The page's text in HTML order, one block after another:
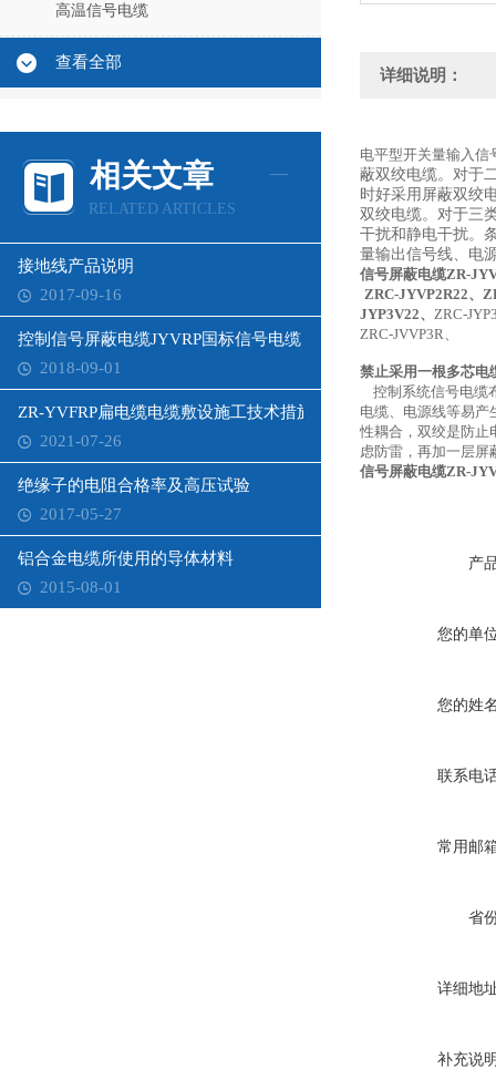
高温信号电缆
查看全部
相关文章
RELATED ARTICLES
接地线产品说明
2017-09-16
控制信号屏蔽电缆JYVRP国标信号电缆
2018-09-01
ZR-YVFRP扁电缆电缆敷设施工技术措施
2021-07-26
绝缘子的电阻合格率及高压试验
2017-05-27
铝合金电缆所使用的导体材料
2015-08-01
详细说明：
电平型开关量输入信
蔽双绞电缆。对于
时好采用屏蔽双绞
双绞电缆。对于三
干扰和静电干扰。
量输出信号线、电
信号屏蔽电缆ZR-
ZRC-JYVP2R22、
JYP3V22、 ZRC-
ZRC-JVVP3R、
禁止采用一根多芯电
控制系统信号电缆
电缆、电源线等易产
性耦合，双绞是防止
虑防雷，再加一层屏
信号屏蔽电缆ZR-
产
您的单
您的姓
联系电
常用邮
省
详细地
补充说